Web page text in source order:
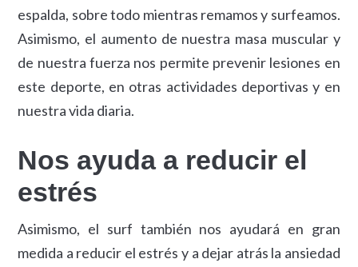
espalda, sobre todo mientras remamos y surfeamos.
Asimismo, el aumento de nuestra masa muscular y
de nuestra fuerza nos permite prevenir lesiones en
este deporte, en otras actividades deportivas y en
nuestra vida diaria.
Nos ayuda a reducir el
estrés
Asimismo, el surf también nos ayudará en gran
medida a reducir el estrés y a dejar atrás la ansiedad